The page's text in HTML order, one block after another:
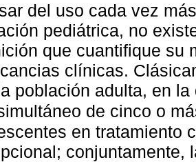
del uso cada vez
pediátrica, no
que cuantifique su
clínicas.
población adulta, en
de cinco o
en tratamiento
conjuntamente,